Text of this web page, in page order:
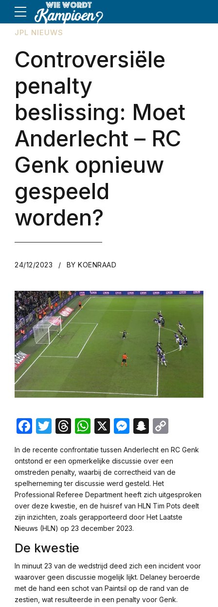
JPL NIEUWS
Controversiële
penalty
beslissing: Moet
Anderlecht – RC
Genk opnieuw
gespeeld
worden?
24/12/2023 BY KOENRAAD
Facebook
Twitter
Threads
WhatsApp
X Messenger
Snapchat
In de recente confrontatie tussen Anderlecht en RC Genk
ontstond er een opmerkelijke discussie over een
omstreden penalty, waarbij de correctheid van de
spelherneming ter discussie werd gesteld. Het
Professional Referee Department heeft zich uitgesproken
over deze kwestie, en de huisref van HLN Tim Pots deelt
zijn inzichten, zoals gerapporteerd door Het Laatste
Nieuws (HLN) op 23 december 2023.
De kwestie
In minuut 23 van de wedstrijd deed zich een incident voor
waarover geen discussie mogelijk lijkt. Delaney beroerde
met de hand een schot van Paintsil op de rand van de
zestien, wat resulteerde in een penalty voor Genk.